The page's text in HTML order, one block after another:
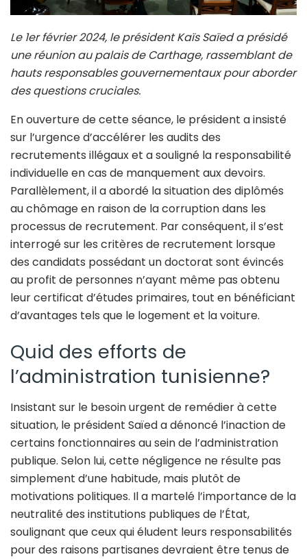
Le 1er février 2024, le président Kaïs Saïed a présidé
une réunion au palais de Carthage, rassemblant de
hauts responsables gouvernementaux pour aborder
des questions cruciales.
En ouverture de cette séance, le président a insisté
sur l’urgence d’accélérer les audits des
recrutements illégaux et a souligné la responsabilité
individuelle en cas de manquement aux devoirs.
Parallèlement, il a abordé la situation des diplômés
au chômage en raison de la corruption dans les
processus de recrutement. Par conséquent, il s’est
interrogé sur les critères de recrutement lorsque
des candidats possédant un doctorat sont évincés
au profit de personnes n’ayant même pas obtenu
leur certificat d’études primaires, tout en bénéficiant
d’avantages tels que le logement et la voiture.
Quid des efforts de
l’administration tunisienne?
Insistant sur le besoin urgent de remédier à cette
situation, le président Saïed a dénoncé l’inaction de
certains fonctionnaires au sein de l’administration
publique. Selon lui, cette négligence ne résulte pas
simplement d’une habitude, mais plutôt de
motivations politiques. Il a martelé l’importance de la
neutralité des institutions publiques de l’État,
soulignant que ceux qui éludent leurs responsabilités
pour des raisons partisanes devraient être tenus de